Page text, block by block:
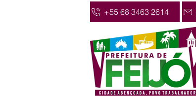
+55 68 3463 2614